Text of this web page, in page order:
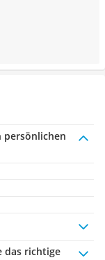
persönlichen
das richtige